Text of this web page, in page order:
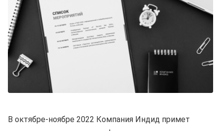
В октябре-ноябре 2022 Компания Индид примет